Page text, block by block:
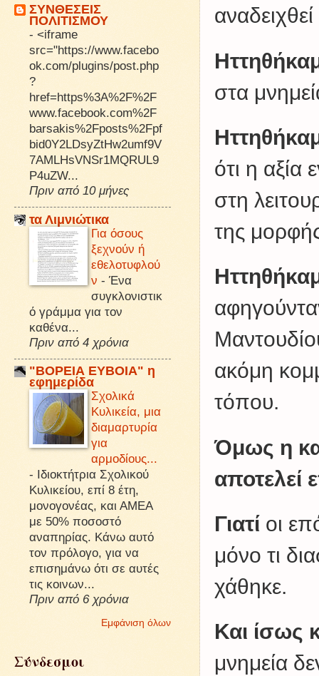
στα
ότι η αξία
στη
της
ακόμη
τόπου.
Όμως η
αποτελεί
Γιατί οι
μόνο τι
χάθηκε.
Και ίσως
μνημεία
ΣΥΝΘΕΣΕΙΣ
ΠΟΛΙΤΙΣΜΟΥ
- <iframe
src="https://www.facebo
ok.com/plugins/post.php
?
href=https%3A%2F%2F
www.facebook.com%2F
barsakis%2Fposts%2Fpf
bid0Y2LDsyZtHw2umf9V
7AMLHsVNSr1MQRUL9
P4uZW...
Πριν από 10 μήνες
τα Λιμνιώτικα
Για όσους
ξεχνούν ή
εθελοτυφλού
ν - Ένα
συγκλονιστικ
ό γράμμα για τον
καθένα...
Πριν από 4 χρόνια
"ΒΟΡΕΙΑ ΕΥΒΟΙΑ" η
εφημερίδα
Σχολικά
Κυλικεία, μια
διαμαρτυρία
για
αρμοδίους...
- Ιδιοκτήτρια Σχολικού
Κυλικείου, επί 8 έτη,
μονογονέας, και ΑΜΕΑ
με 50% ποσοστό
αναπηρίας. Κάνω αυτό
τον πρόλογο, για να
επισημάνω ότι σε αυτές
τις κοινων...
Πριν από 6 χρόνια
Εμφάνιση όλων
Σύνδεσμοι